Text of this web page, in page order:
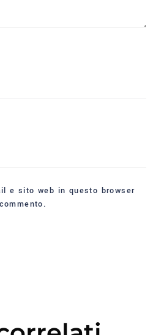
e sito web in questo browser